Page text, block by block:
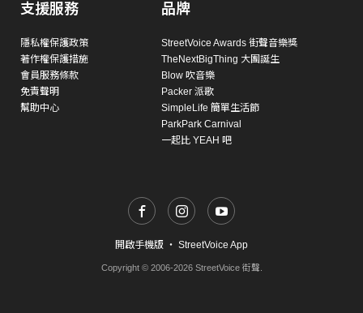
支援服務
隱私權保護政策
著作權保護措施
會員服務條款
免責聲明
幫助中心
品牌
StreetVoice Awards 街聲音樂獎
TheNextBigThing 大團誕生
Blow 吹音樂
Packer 派歌
SimpleLife 簡單生活節
ParkPark Carnival
一起比 YEAH 吧
開啟手機版 ・ StreetVoice App
Copyright © 2006-2026 StreetVoice 街聲.